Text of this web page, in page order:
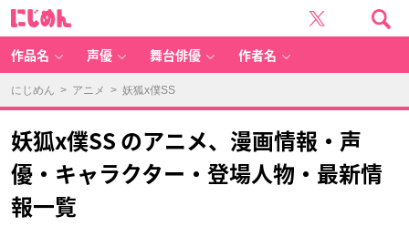
作品名 声優 舞台俳優 作者名
にじめん > アニメ > 妖狐x僕SS
妖狐x僕SS のアニメ、漫画情報・声
優・キャラクター・登場人物・最新情
報一覧